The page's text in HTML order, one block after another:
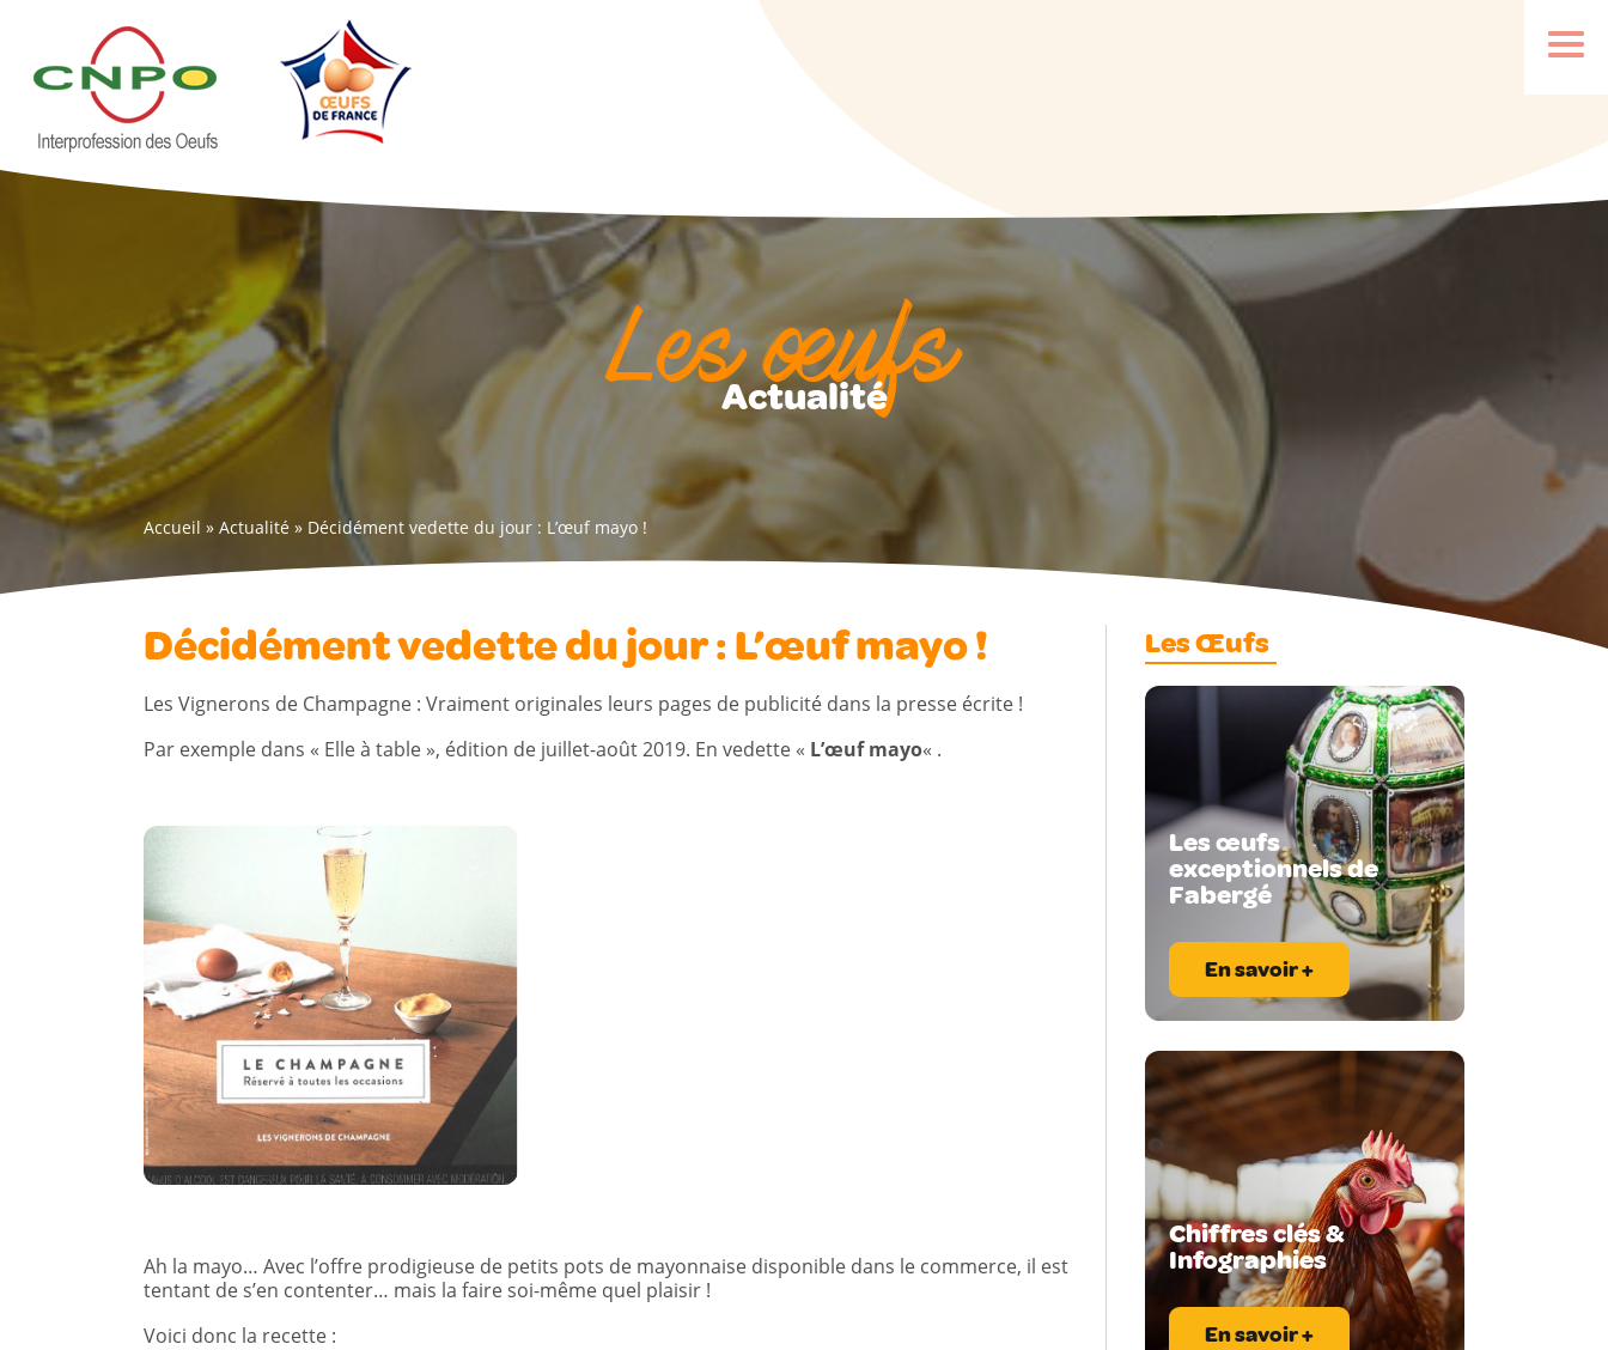
Les œufs
Actualité
Accueil » Actualité » Décidément vedette du jour : L’œuf mayo !
Décidément vedette du jour : L’œuf mayo !
Les Vignerons de Champagne : Vraiment originales leurs pages de publicité dans la presse écrite !
Par exemple dans « Elle à table », édition de juillet-août 2019. En vedette « L’œuf mayo« .
Ah la mayo… Avec l’offre prodigieuse de petits pots de mayonnaise disponible dans le commerce, il est
tentant de s’en contenter… mais la faire soi-même quel plaisir !
Voici donc la recette :
Les Œufs
Les œufs
exceptionnels de
Fabergé
En savoir +
Chiffres clés &
Infographies
En savoir +